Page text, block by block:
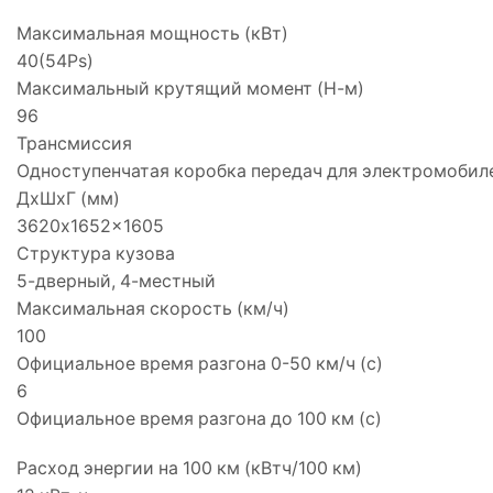
Максимальная мощность (кВт)
40(54Ps)
Максимальный крутящий момент (Н-м)
96
Трансмиссия
Одноступенчатая коробка передач для
ДхШхГ (мм)
3620x1652x1605
Структура кузова
5-дверный, 4-местный
Максимальная скорость (км/ч)
100
Официальное время разгона 0-50 км/ч (с)
6
Официальное время разгона до 100 км (с)
Расход энергии на 100 км (кВтч/100 км)